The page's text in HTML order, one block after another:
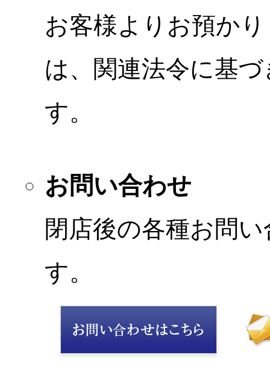
お客様よりお預か
は、関連法令に基
す。
お問い合わせ
閉店後の各種お問
す。